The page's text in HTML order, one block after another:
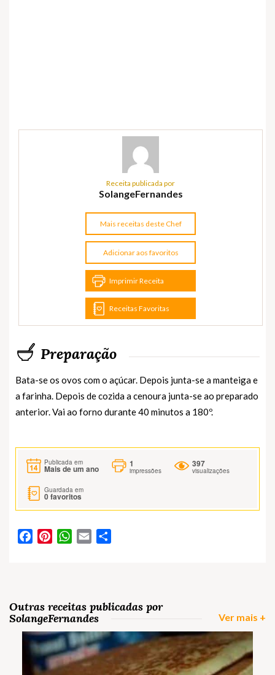
Receita publicada por
SolangeFernandes
Mais receitas deste Chef
Adicionar aos favoritos
Imprimir Receita
Receitas Favoritas
Preparação
Bata-se os ovos com o açúcar. Depois junta-se a manteiga e
a farinha. Depois de cozida a cenoura junta-se ao preparado
anterior. Vai ao forno durante 40 minutos a 180º.
Publicada em
Mais de um ano
1
impressões
397
visualizações
Guardada em
0favoritos
FacebookPinterestWhatsApp
Email
Outras receitas publicadas por
SolangeFernandes
Ver mais +